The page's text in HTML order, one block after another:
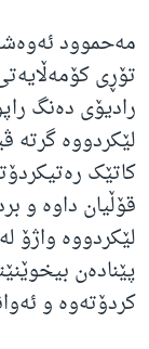
مەحموود
تۆڕی
رادیۆی دەنگ
لێکردووە گرتە
کاتێک
قۆڵیان داوە و
لێکردووە واژۆ
پێنادەن
کردۆتەوە و